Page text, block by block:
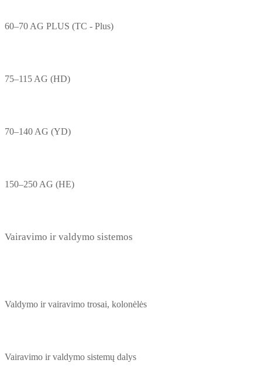
60–70 AG PLUS (TC - Plus)
75–115 AG (HD)
70–140 AG (YD)
150–250 AG (HE)
Vairavimo ir valdymo sistemos
Valdymo ir vairavimo trosai, kolonėlės
Vairavimo ir valdymo sistemų dalys